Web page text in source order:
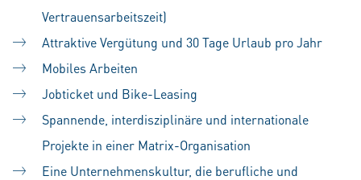
Vertrauensarbeitszeit)
Attraktive Vergütung und 30 Tage Urlaub pro Jahr
Mobiles Arbeiten
Jobticket und Bike-Leasing
Spannende, interdisziplinäre und internationale
Projekte in einer Matrix-Organisation
Eine Unternehmenskultur, die berufliche und